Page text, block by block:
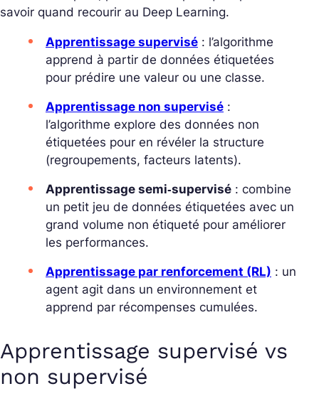
savoir quand recourir au Deep Learning.
Apprentissage supervisé : l’algorithme
apprend à partir de données étiquetées
pour prédire une valeur ou une classe.
Apprentissage non supervisé :
l’algorithme explore des données non
étiquetées pour en révéler la structure
(regroupements, facteurs latents).
Apprentissage semi‑supervisé : combine
un petit jeu de données étiquetées avec un
grand volume non étiqueté pour améliorer
les performances.
Apprentissage par renforcement (RL) : un
agent agit dans un environnement et
apprend par récompenses cumulées.
Apprentissage supervisé vs
non supervisé